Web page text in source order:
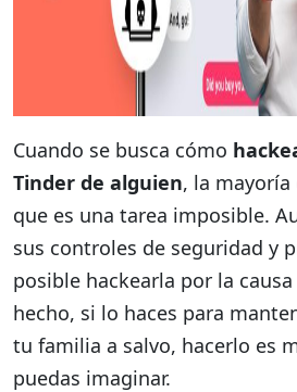
Cuando se busca cómo
Tinder de alguien, la
que es una tarea imposible.
sus controles de seguridad y
posible hackearla por la
hecho, si lo haces para
tu familia a salvo, hacerlo es
puedas imaginar.